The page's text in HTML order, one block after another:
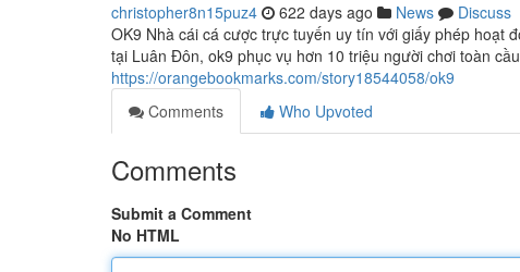
christopher8n15puz4 622 days ago News
Discuss
OK9 Nhà cái cá cược trực tuyến uy tín với giấy phép hoạt
tại Luân Đôn, ok9 phục vụ hơn 10 triệu người chơi toàn
https://orangebookmarks.com/story18544058/ok9
Comments
Who Upvoted
Comments
Submit a Comment
No HTML